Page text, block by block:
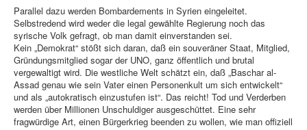
Parallel dazu werden Bombardements in Syrien eingeleitet.
Selbstredend wird weder die legal gewählte Regierung noch das
syrische Volk gefragt, ob man damit einverstanden sei.
Kein „Demokrat“ stößt sich daran, daß ein souveräner Staat, Mitglied,
Gründungsmitglied sogar der UNO, ganz öffentlich und brutal
vergewaltigt wird. Die westliche Welt schätzt ein, daß „Baschar al-
Assad genau wie sein Vater einen Personenkult um sich entwickelt“
und als „autokratisch einzustufen ist“. Das reicht! Tod und Verderben
werden über Millionen Unschuldiger ausgeschüttet. Eine sehr
fragwürdige Art, einen Bürgerkrieg beenden zu wollen, wie man offiziell